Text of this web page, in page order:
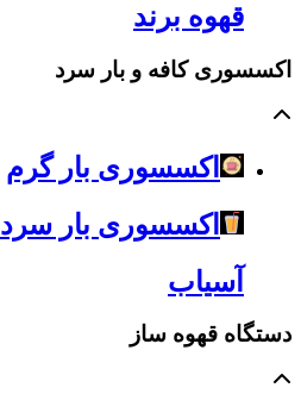
قهوه برند
اکسسوری کافه و بار سرد
اکسسوری بار گرم
اکسسوری بار سرد
آسیاب
دستگاه قهوه ساز